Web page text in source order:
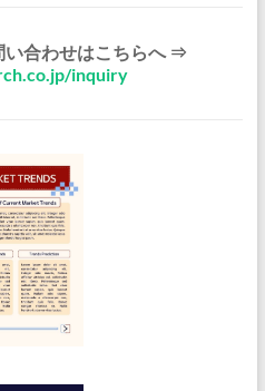
合わせはこちらへ ⇒
inquiry